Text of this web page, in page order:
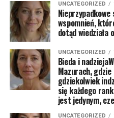
UNCATEGORIZED
Nieprzypadkowe
wspomnień,
dotąd wiedziała
UNCATEGORIZED
Bieda i
Mazurach, gdzie
gdziekolwiek
się każdego
jest jedynym,
UNCATEGORIZED